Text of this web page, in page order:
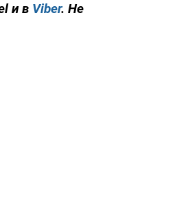
и в Viber. Не